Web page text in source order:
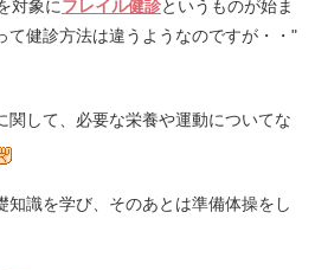
対象にフレイル健診というものが始ま
て健診方法は違うようなのですが・・"
関して、必要な栄養や運動についてな
知識を学び、そのあとは準備体操をし